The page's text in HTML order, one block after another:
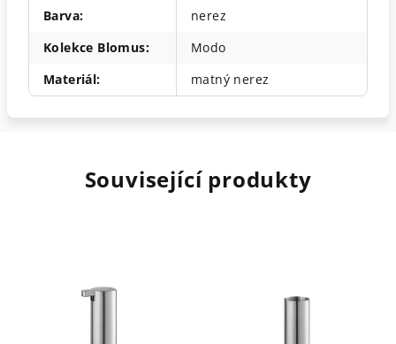
Barva:
nerez
Kolekce Blomus:
Modo
Materiál: matný nerez
Související produkty